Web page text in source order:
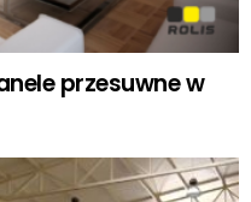
przesuwne w